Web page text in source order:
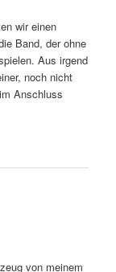
wir einen
Band, der ohne
Aus irgend
noch nicht
Anschluss
von meinem